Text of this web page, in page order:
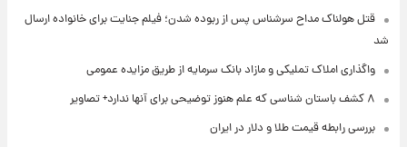
قتل هولناک مداح سرشناس پس از ربوده شدن؛ فیلم جنایت برای خانواده ارسال
شد
واگذاری املاک تملیکی و مازاد بانک سرمایه از طریق مزایده عمومی
۸ کشف باستان شناسی که علم هنوز توضیحی برای آنها ندارد+ تصاویر
بررسی رابطه قیمت طلا و دلار در ایران